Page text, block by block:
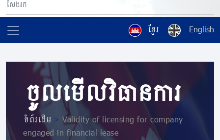
ខ្មែរ English
ចូលមើលវិធានការ
ទំព័រដើម> Validity of licensing for company
engaged in financial lease